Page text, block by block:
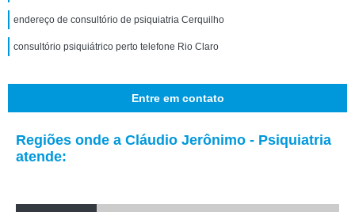
endereço de consultório de psiquiatria Cerquilho
consultório psiquiátrico perto telefone Rio Claro
Entre em contato
Regiões onde a Cláudio Jerônimo - Psiquiatria
atende: